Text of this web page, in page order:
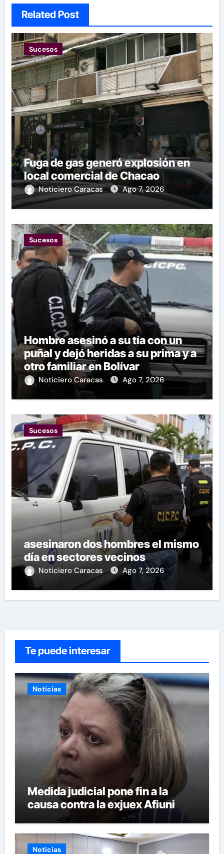
Related Post
Sucesos
Fuga de gas generó explosión en
local comercial de Chacao
Noticiero Caracas Ago 7, 2026
Sucesos
Hombre asesinó a su tía con un
puñal y dejó heridas a su prima y a
otro familiar en Bolívar
Noticiero Caracas Ago 7, 2026
Sucesos
asesinaron dos hombres el mismo
día en sectores vecinos
Noticiero Caracas Ago 7, 2026
Te puede interesar
Noticias
Medida judicial pone fin a la
causa contra la exjuex Afiuni
Noticias